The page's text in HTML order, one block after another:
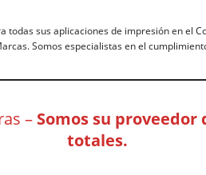
todas sus aplicaciones de impresión en el
Somos especialistas en el
– Somos su proveedor
totales.